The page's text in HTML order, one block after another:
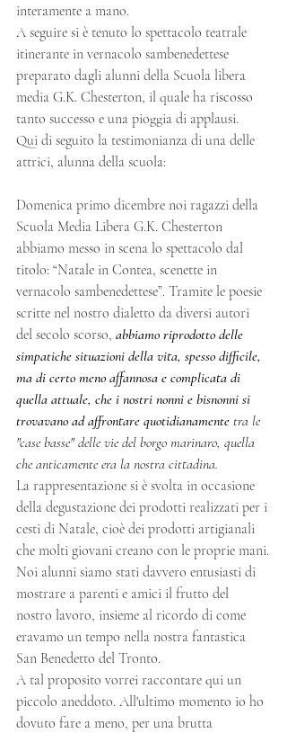
interamente a mano.
A seguire si è tenuto lo spettacolo teatrale
itinerante in vernacolo sambenedettese
preparato dagli alunni della Scuola libera
media G.K. Chesterton, il quale ha riscosso
tanto successo e una pioggia di applausi.
Qui di seguito la testimonianza di una delle
attrici, alunna della scuola:
Domenica primo dicembre noi ragazzi della
Scuola Media Libera G.K. Chesterton
abbiamo messo in scena lo spettacolo dal
titolo: “Natale in Contea, scenette in
vernacolo sambenedettese”. Tramite le poesie
scritte nel nostro dialetto da diversi autori
del secolo scorso, abbiamo riprodotto delle
simpatiche situazioni della vita, spesso difficile,
ma di certo meno affannosa e complicata di
quella attuale, che i nostri nonni e bisnonni si
trovavano ad affrontare quotidianamente tra le
"case basse" delle vie del borgo marinaro, quella
che anticamente era la nostra cittadina.
La rappresentazione si è svolta in occasione
della degustazione dei prodotti realizzati per i
cesti di Natale, cioè dei prodotti artigianali
che molti giovani creano con le proprie mani.
Noi alunni siamo stati davvero entusiasti di
mostrare a parenti e amici il frutto del
nostro lavoro, insieme al ricordo di come
eravamo un tempo nella nostra fantastica
San Benedetto del Tronto.
A tal proposito vorrei raccontare qui un
piccolo aneddoto. All'ultimo momento io ho
dovuto fare a meno, per una brutta